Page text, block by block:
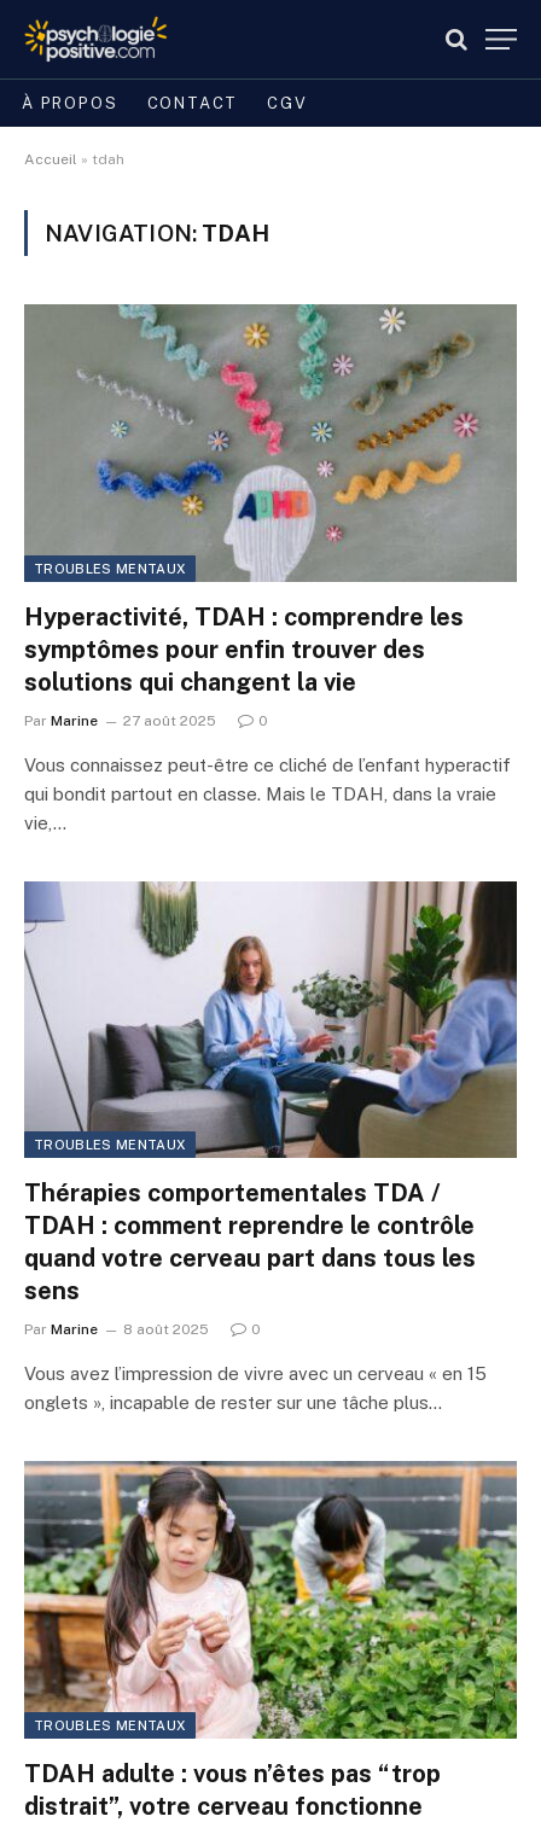
À PROPOS CONTACT CGV
Accueil » tdah
NAVIGATION: TDAH
TROUBLES MENTAUX
Hyperactivité, TDAH : comprendre les
symptômes pour enfin trouver des
solutions qui changent la vie
Par Marine 27 août 2025 0
Vous connaissez peut-être ce cliché de l’enfant hyperactif
qui bondit partout en classe. Mais le TDAH, dans la vraie
vie,…
TROUBLES MENTAUX
Thérapies comportementales TDA /
TDAH : comment reprendre le contrôle
quand votre cerveau part dans tous les
sens
Par Marine 8 août 2025 0
Vous avez l’impression de vivre avec un cerveau « en 15
onglets », incapable de rester sur une tâche plus…
TROUBLES MENTAUX
TDAH adulte : vous n’êtes pas “trop
distrait”, votre cerveau fonctionne